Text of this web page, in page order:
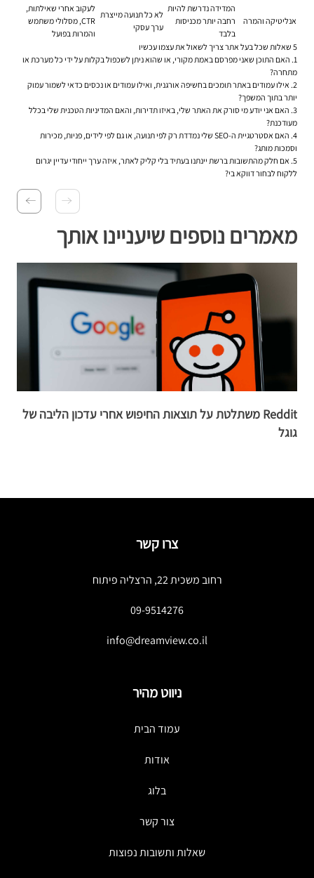
אנליטיקה והמרה
המדידה נדרשת להיות
רחבה יותר מכניסות
בלבד
לא כל תנועה מייצרת
ערך עסקי
לעקוב אחרי שאילתות,
CTR, מסלולי משתמש
והמרות בפועל
5 שאלות שכל בעל אתר צריך לשאול את עצמו עכשיו
1. האם התוכן שאני מפרסם באמת מקורי, או שהוא ניתן לשכפול בקלות על ידי כל מערכת או
מתחרה?
2. אילו עמודים באתר תומכים בחשיפה אורגנית, ואילו עמודים או נכסים כדאי לשמור עמוק
יותר בתוך המשפך?
3. האם אני יודע מי סורק את האתר שלי, באיזו תדירות, והאם המדיניות הטכנית שלי בכלל
מעודכנת?
4. האם אסטרטגיית ה-SEO שלי נמדדת רק לפי תנועה, או גם לפי לידים, פניות, מכירות
וסמכות מותג?
5. אם חלק מהתשובות ברשת יינתנו בעתיד בלי קליק לאתר, איזה ערך ייחודי עדיין יגרום
ללקוח לבחור דווקא בי?
מאמרים נוספים שיעניינו אותך
Reddit משתלטת על תוצאות החיפוש אחרי עדכון הליבה של
גוגל
צרו קשר
רחוב משכית 22, הרצליה פיתוח
09-9514276
info@dreamview.co.il
ניווט מהיר
עמוד הבית
אודות
בלוג
צור קשר
שאלות ותשובות נפוצות